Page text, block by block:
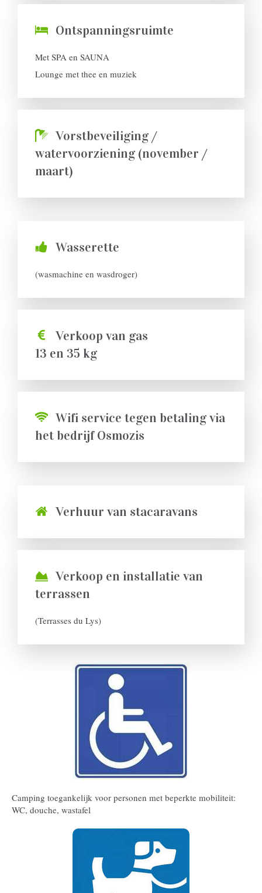
Ontspanningsruimte
Met SPA en SAUNA
Lounge met thee en muziek
Vorstbeveiliging /
watervoorziening (november /
maart)
Wasserette
(wasmachine en wasdroger)
Verkoop van gas
13 en 35 kg
Wifi service tegen betaling via
het bedrijf Osmozis
Verhuur van stacaravans
Verkoop en installatie van
terrassen
(Terrasses du Lys)
Camping toegankelijk voor personen met beperkte mobiliteit:
WC, douche, wastafel